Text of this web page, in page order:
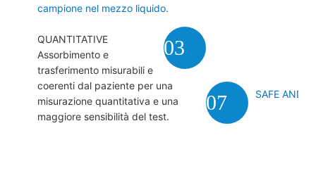
campione nel mezzo liquido.
03
QUANTITATIVE
Assorbimento e
trasferimento misurabili e
coerenti dal paziente per una
misurazione quantitativa e una
maggiore sensibilità del test.
07 SAFE AND